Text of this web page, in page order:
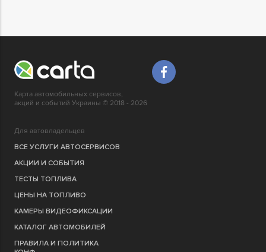
Карта автомобильных сервисов,
акций и событий Украины © 2018 - 2026
Для автовладельцев
ВСЕ УСЛУГИ АВТОСЕРВИСОВ
АКЦИИ И СОБЫТИЯ
ТЕСТЫ ТОПЛИВА
ЦЕНЫ НА ТОПЛИВО
КАМЕРЫ ВИДЕОФИКСАЦИИ
КАТАЛОГ АВТОМОБИЛЕЙ
ПРАВИЛА И ПОЛИТИКА